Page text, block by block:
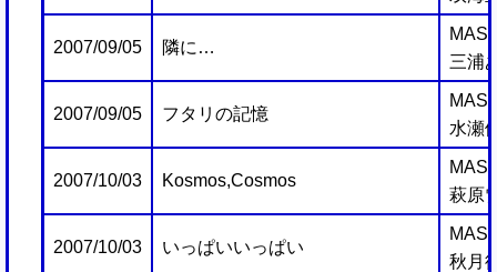
2007/09/05 隣に…
三浦
2007/09/05 フタリの記憶
水瀬
2007/10/03 Kosmos,Cosmos
萩原
2007/10/03 いっぱいいっぱい
秋月